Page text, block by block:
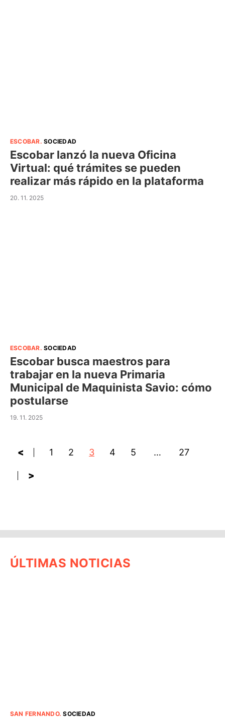
ESCOBAR.SOCIEDAD
Escobar lanzó la nueva Oficina
Virtual: qué trámites se pueden
realizar más rápido en la plataforma
20. 11. 2025
ESCOBAR.SOCIEDAD
Escobar busca maestros para
trabajar en la nueva Primaria
Municipal de Maquinista Savio: cómo
postularse
19. 11. 2025
< 1 2 3 4 5 … 27
>
ÚLTIMAS NOTICIAS
SAN FERNANDO.SOCIEDAD